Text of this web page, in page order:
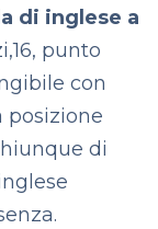
di inglese a
punto
con
posizione
di